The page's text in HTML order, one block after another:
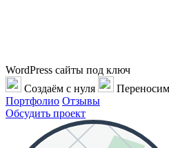
WordPress сайты под ключ
Создаём с нуля
Портфолио Отзывы
Обсудить проект